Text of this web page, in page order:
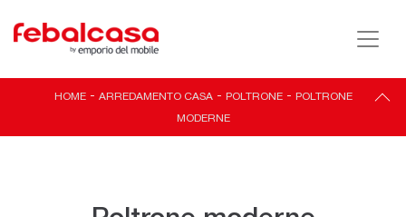
HOME- ARREDAMENTO CASA- POLTRONE- POLTRONE
MODERNE